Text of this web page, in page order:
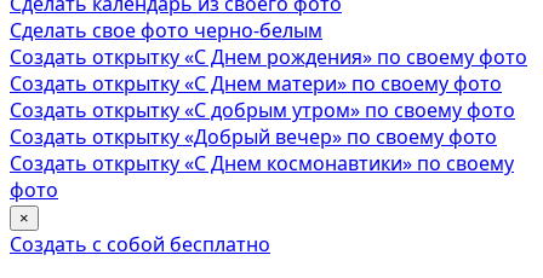
Сделать свое фото черно-белым
Создать открытку «С Днем рождения» по своему фото
Создать открытку «С Днем матери» по своему фото
Создать открытку «С добрым утром» по своему фото
Создать открытку «Добрый вечер» по своему фото
Создать открытку «С Днем космонавтики» по своему
фото
×
Создать с собой бесплатно